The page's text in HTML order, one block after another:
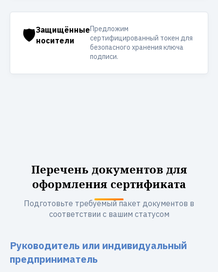
🛡️Защищённые
носители
Предложим
сертифицированный токен для
безопасного хранения ключа
подписи.
Перечень документов для
оформления сертификата
Подготовьте требуемый пакет документов в
соответствии с вашим статусом
Руководитель или индивидуальный
предприниматель